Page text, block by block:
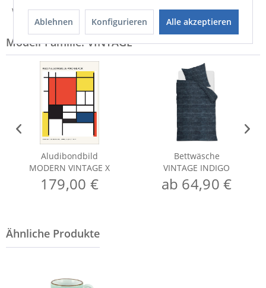
Weitere Informationen zum Versand...
Modell-Familie: VINTAGE
Aludibondbild
MODERN VINTAGE X
179,00 €
Bettwäsche
VINTAGE INDIGO
ab 64,90 €
Ablehnen Konfigurieren Alle akzeptieren